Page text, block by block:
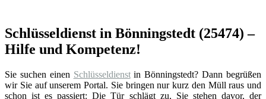
Schlüsseldienst in Bönningstedt (25474) –
Hilfe und Kompetenz!
Sie suchen einen Schlüsseldienstin Bönningstedt? Dann begrüßen
wir Sie auf unserem Portal. Sie bringen nur kurz den Müll raus und
schon ist es passiert: Die Tür schlägt zu, Sie stehen davor, der